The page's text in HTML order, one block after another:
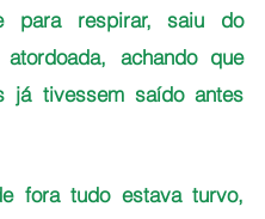
para respirar, saiu do
atordoada, achando que
já tivessem saído antes
fora tudo estava turvo,